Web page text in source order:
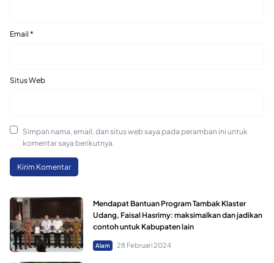
Email *
Situs Web
Simpan nama, email, dan situs web saya pada peramban ini untuk
komentar saya berikutnya.
Mendapat Bantuan Program Tambak Klaster
Udang, Faisal Hasrimy: maksimalkan dan jadikan
contoh untuk Kabupaten lain
Alam 28 Februari 2024